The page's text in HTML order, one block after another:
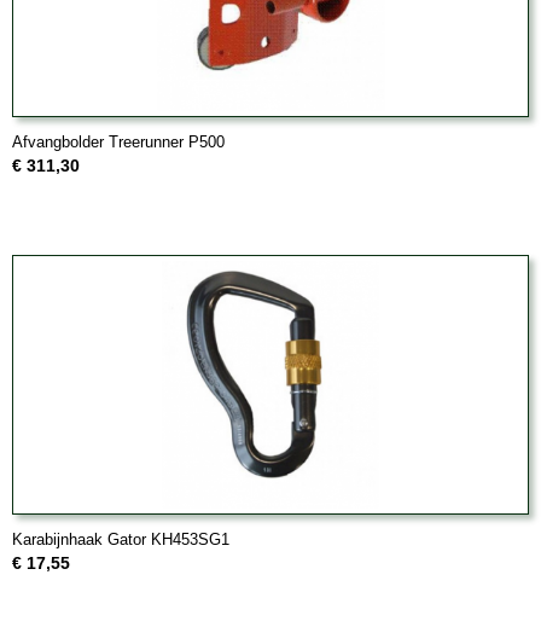
Afvangbolder Treerunner P500
€ 311,30
Karabijnhaak Gator KH453SG1
€ 17,55